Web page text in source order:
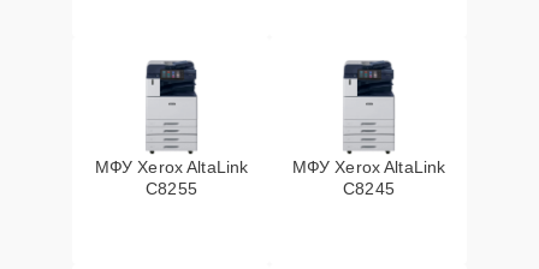
МФУ Xerox AltaLink
C8255
МФУ Xerox AltaLink
C8245